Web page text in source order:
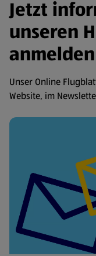
Jetzt
unseren
anmelden
Unser Online
Website, im